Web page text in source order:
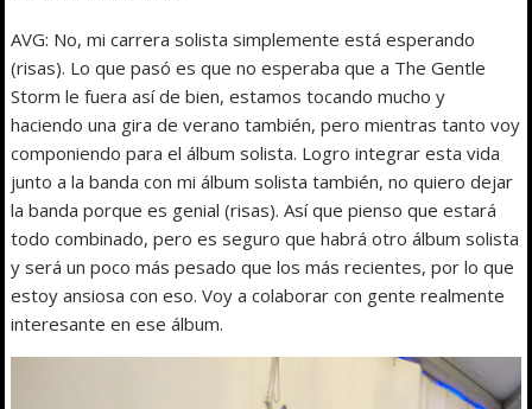
AVG: No, mi carrera solista simplemente está esperando
(risas). Lo que pasó es que no esperaba que a The Gentle
Storm le fuera así de bien, estamos tocando mucho y
haciendo una gira de verano también, pero mientras tanto voy
componiendo para el álbum solista. Logro integrar esta vida
junto a la banda con mi álbum solista también, no quiero dejar
la banda porque es genial (risas). Así que pienso que estará
todo combinado, pero es seguro que habrá otro álbum solista
y será un poco más pesado que los más recientes, por lo que
estoy ansiosa con eso. Voy a colaborar con gente realmente
interesante en ese álbum.